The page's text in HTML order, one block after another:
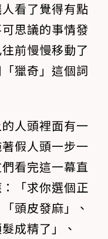
看了覺得有點
思議的事情發
前慢慢移動了
獵奇」這個詞
人頭裡面有一
著假人頭一步一
看完這一幕直
「求你選個正
頭皮發麻」、
成精了」、